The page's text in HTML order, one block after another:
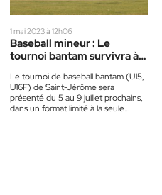
1 mai 2023 à 12h06
Baseball mineur : Le
tournoi bantam survivra à
Le tournoi de baseball bantam (U15,
U16F) de Saint-Jérôme sera
présenté du 5 au 9 juillet prochains,
dans un format limité à la seule